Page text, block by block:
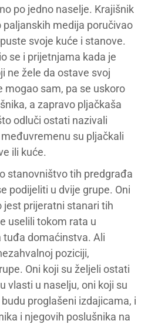
po jedno naselje. Krajišnik
medija poručivao
svoje kuće i stanove.
se i prijetnjama kada je
ne žele da ostave svoj
mogao sam, pa se uskoro
a zapravo pljačkaša
odluči ostati nazivali
su pljačkali
ili kuće.
stanovništvo tih predgrađa
podijeliti u dvije grupe. Oni
jest prijeratni stanari tih
uselili tokom rata u
tuđa domaćinstva. Ali
poziciji,
Oni koji su željeli ostati
vlasti u naselju, oni koji su
proglašeni izdajicama, i
i njegovih poslušnika na